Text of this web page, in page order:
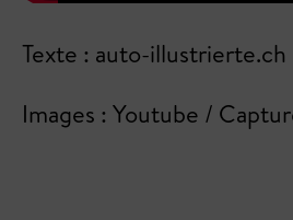
Texte : auto-illustrierte.ch
Images : Youtube /